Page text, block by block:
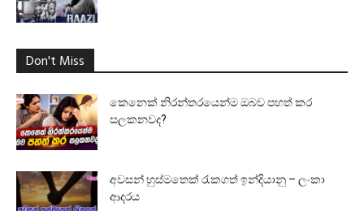
Don't Miss
කෙනෙක් නිරන්තරයෙන්ම ඔබව පහත් කර
සලකනවද?
අවසන් හුස්මතෙක් රැකගත් ඉන්දියානු – ලංකා
ආදරය